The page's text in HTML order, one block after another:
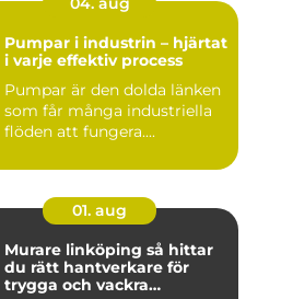
Pumpar i industrin – hjärtat
i varje effektiv process
Pumpar är den dolda länken
som får många industriella
flöden att fungera....
01. aug
Murare linköping så hittar
du rätt hantverkare för
trygga och vackra